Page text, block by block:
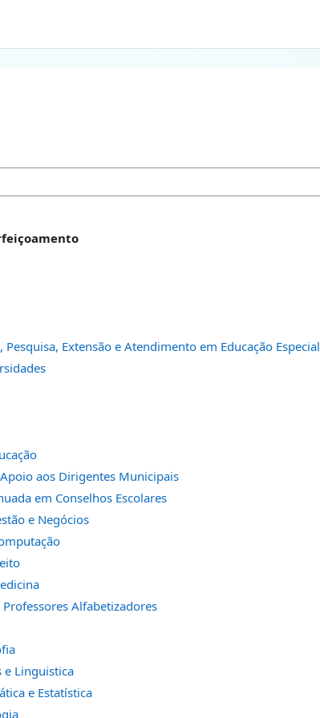
Pesquisa, Extensão e Atendimento em Educação Especial
aos Dirigentes Municipais
em Conselhos Escolares
e Negócios
Alfabetizadores
e Linguistica
e Estatística